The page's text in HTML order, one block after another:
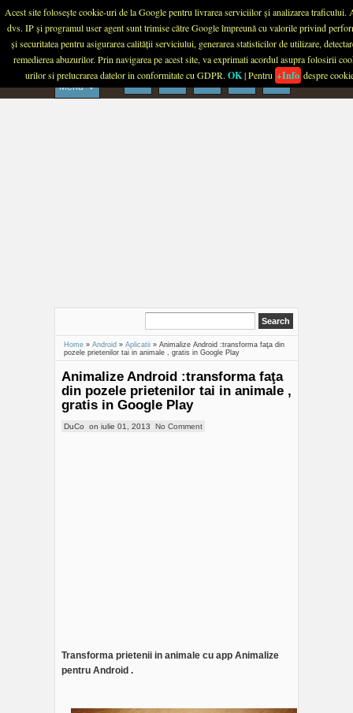
Menu
PLANETA TECH
Menu
Home » Android » Aplicatii » Animalize Android :transforma faţa din
pozele prietenilor tai in animale , gratis in Google Play
Animalize Android :transforma faţa
din pozele prietenilor tai in animale ,
gratis in Google Play
DuCo on iulie 01, 2013 No Comment
Transforma prietenii in animale cu app Animalize
pentru Android .
Acest site folosește cookie-uri de la Google pentru livrarea serviciilor și analizarea traficului.
dvs. IP și programul user agent sunt trimise către Google împreună cu valorile privind
și securitatea pentru asigurarea calității serviciului, generarea statisticilor de utilizare,
remedierea abuzurilor. Prin navigarea pe acest site, va exprimati acordul asupra folosirii
urilor si prelucrarea datelor in conformitate cu GDPR. OK| Pentru +Info despre